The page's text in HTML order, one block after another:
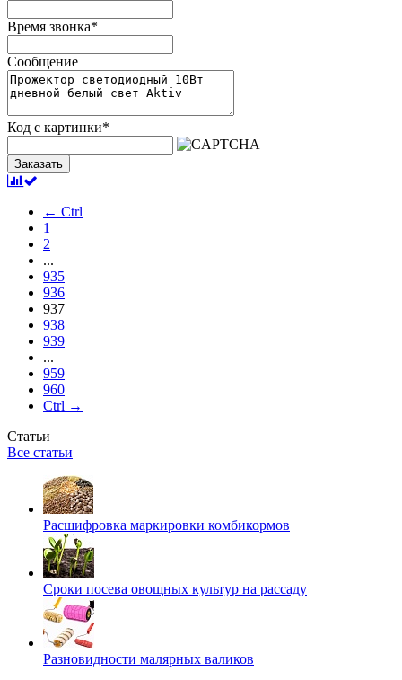
Время звонка*
Сообщение
Код с картинки*
Заказать
← Ctrl
1
2
...
935
936
937
938
939
...
959
960
Ctrl →
Статьи
Все статьи
Расшифровка маркировки комбикормов
Сроки посева овощных культур на рассаду
Разновидности малярных валиков